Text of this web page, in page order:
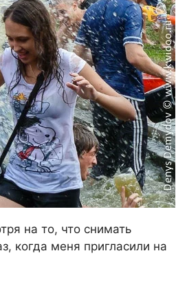
на то, что снимать
когда меня пригласили на